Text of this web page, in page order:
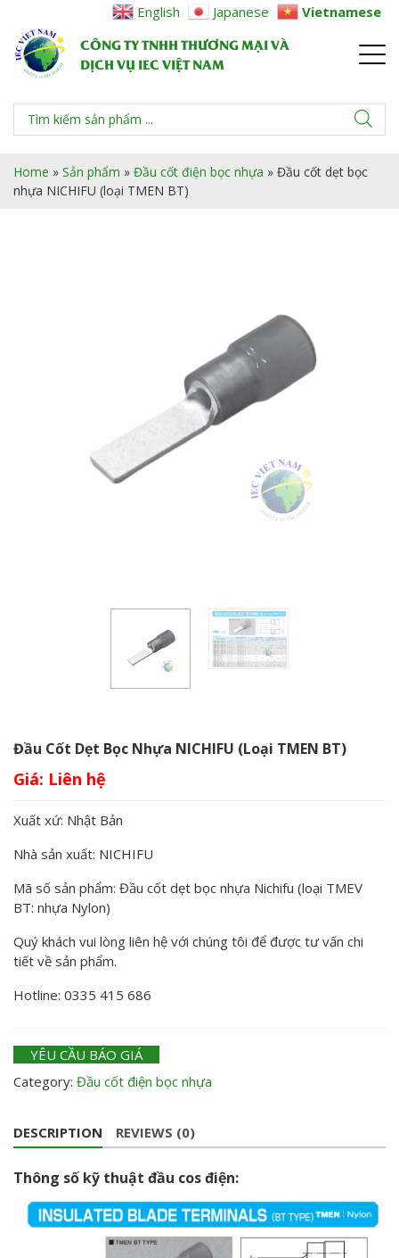
CÔNG TY TNHH THƯƠNG MẠI VÀ
DỊCH VỤ IEC VIỆT NAM
Home » Sản phẩm » Đầu cốt điện bọc nhựa » Đầu cốt dẹt bọc
nhựa NICHIFU (loại TMEN BT)
Đầu Cốt Dẹt Bọc Nhựa NICHIFU (loại TMEN BT)
Giá:
Xuất xứ: Nhật Bản
Nhà sản xuất: NICHIFU
Mã số sản phẩm: Đầu cốt dẹt bọc nhựa Nichifu (loại TMEV
BT: nhựa Nylon)
Quý khách vui lòng liên hệ với chúng tôi để được tư vấn chi
tiết về sản phẩm.
Hotline: 0335 415 686
YÊU CẦU BÁO GIÁ
Category: Đầu cốt điện bọc nhựa
DESCRIPTION REVIEWS (0)
Thông số kỹ thuật đầu cos điện:
English Japanese Vietnamese